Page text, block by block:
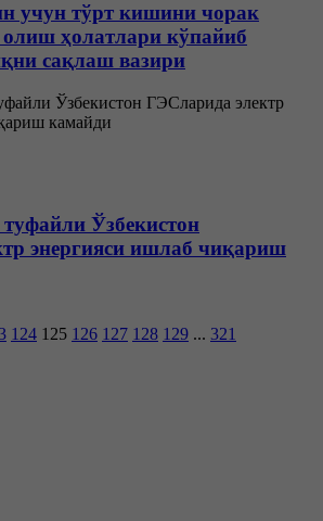
учун тўрт кишини чорак
ҳолатлари кўпайиб
сақлаш вазири
Ўзбекистон
энергияси ишлаб чиқариш
124 125 126 127 128 129 ... 321